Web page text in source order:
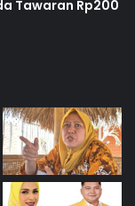
Tawaran Rp200